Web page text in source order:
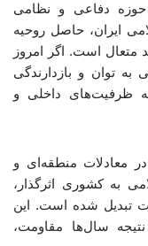
دفاعی و نظامی
ایران، حاصل روحیه
متعال است. اگر امروز
توان و بازدارندگی
ظرفیت‌های داخلی و
معادلات منطقه‌ای و
به کشوری اثرگذار،
تبدیل شده است. این
سال‌ها مقاومت،